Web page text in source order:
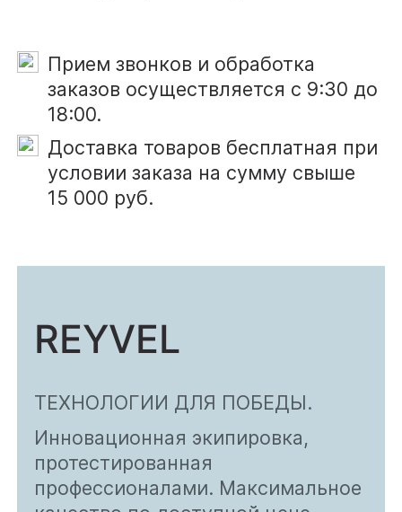
Прием звонков и обработка
заказов осуществляется с 9:30 до
18:00.
Доставка товаров бесплатная при
условии заказа на сумму свыше
15 000 руб.
REYVEL
ТЕХНОЛОГИИ ДЛЯ ПОБЕДЫ.
Инновационная экипировка,
протестированная
профессионалами. Максимальное